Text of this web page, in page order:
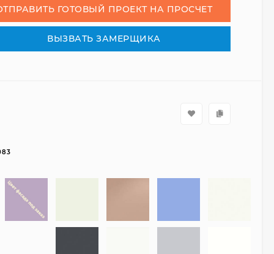
ГОТОВЫЙ ПРОЕКТ НА ПРОСЧЕТ
ВЫЗВАТЬ ЗАМЕРЩИКА